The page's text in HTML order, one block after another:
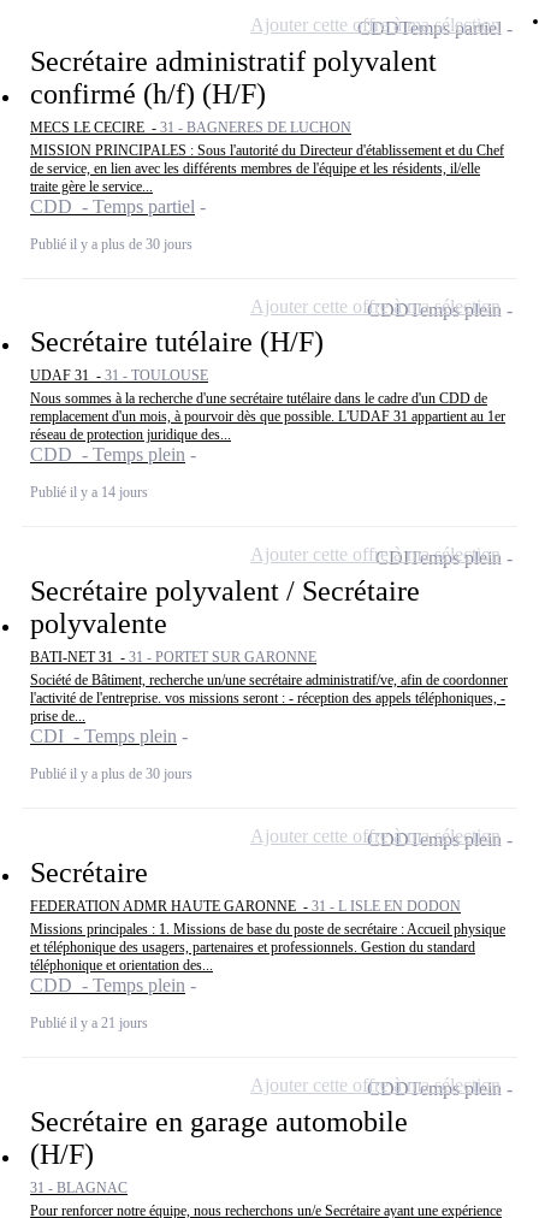
Secrétaire administratif polyvalent
confirmé (h/f) (H/F)
MECS LE CECIRE - 31 - BAGNERES DE LUCHON
MISSION PRINCIPALES : Sous l'autorité du Directeur d'établissement et du Chef
de service, en lien avec les différents membres de l'équipe et les résidents, il/elle
traite gère le service...
CDD - Temps partiel
Publié il y a plus de 30 jours
CDDTemps partiel
Ajouter cette offre à ma sélection
Secrétaire tutélaire (H/F)
UDAF 31 - 31 - TOULOUSE
Nous sommes à la recherche d'une secrétaire tutélaire dans le cadre d'un CDD de
remplacement d'un mois, à pourvoir dès que possible. L'UDAF 31 appartient au 1er
réseau de protection juridique des...
CDD - Temps plein
Publié il y a 14 jours
CDDTemps plein
Ajouter cette offre à ma sélection
Secrétaire polyvalent / Secrétaire
polyvalente
BATI-NET 31 - 31 - PORTET SUR GARONNE
Société de Bâtiment, recherche un/une secrétaire administratif/ve, afin de coordonner
l'activité de l'entreprise. vos missions seront : - réception des appels téléphoniques, -
prise de...
CDI - Temps plein
Publié il y a plus de 30 jours
CDITemps plein
Ajouter cette offre à ma sélection
Secrétaire
FEDERATION ADMR HAUTE GARONNE - 31 - L ISLE EN DODON
Missions principales : 1. Missions de base du poste de secrétaire : Accueil physique
et téléphonique des usagers, partenaires et professionnels. Gestion du standard
téléphonique et orientation des...
CDD - Temps plein
Publié il y a 21 jours
CDDTemps plein
Ajouter cette offre à ma sélection
Secrétaire en garage automobile
(H/F)
31 - BLAGNAC
Pour renforcer notre équipe, nous recherchons un/e Secrétaire ayant une expérience
CDDTemps plein
Ajouter cette offre à ma sélection